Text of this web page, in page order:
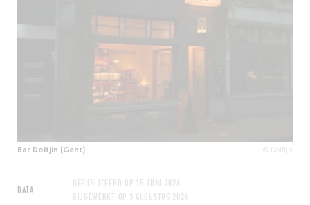
Bar Dolfjin (Gent) © Dolfijn
DATA
GEPUBLICEERD OP
15 JUNI 2026
BIJGEWERKT OP 3 AUGUSTUS 2026